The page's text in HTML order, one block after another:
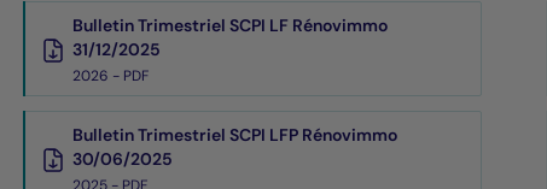
Bulletin Trimestriel SCPI LF Rénovimmo
31/12/2025
2026 - PDF
Bulletin Trimestriel SCPI LFP Rénovimmo
30/06/2025